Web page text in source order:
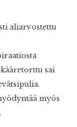
aliarvostettu
sai
myös